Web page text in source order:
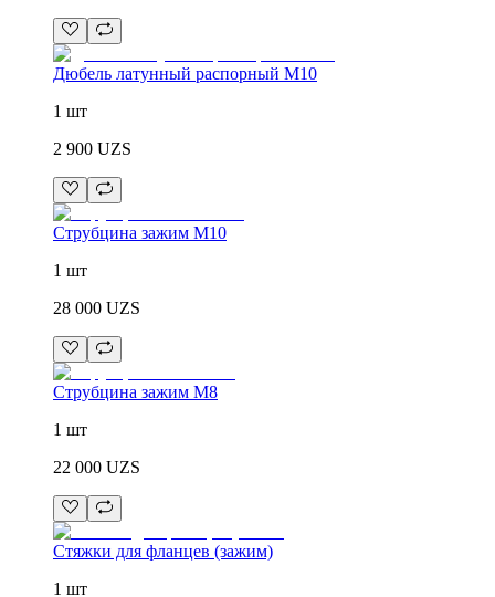
Дюбель латунный распорный М10
1 шт
2 900 UZS
Струбцина зажим М10
1 шт
28 000 UZS
Струбцина зажим М8
1 шт
22 000 UZS
Стяжки для фланцев (зажим)
1 шт